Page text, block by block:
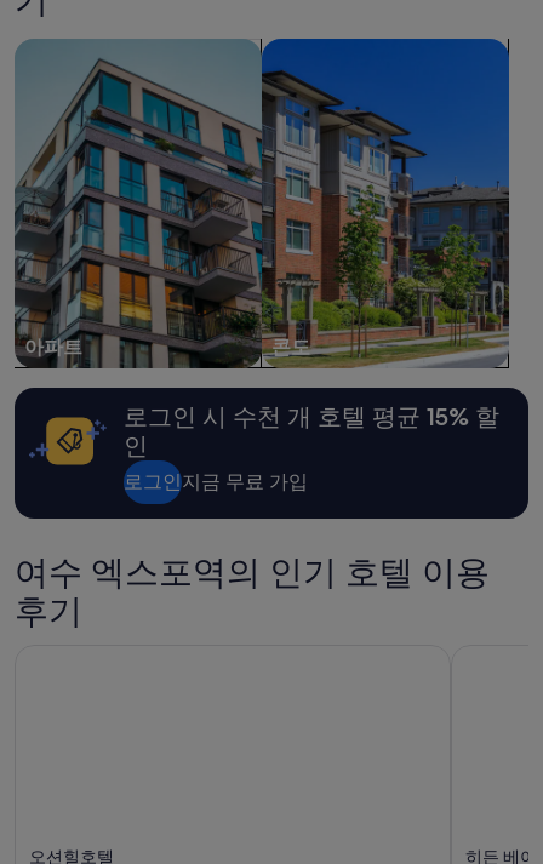
아파트
아파트 검색
콘도
콘도 검색
로그인 시 수천 개 호텔 평균 15% 할
인
로그인지금 무료 가입
여수 엑스포역의 인기 호텔 이용
후기
오션힐호텔 히든 베이